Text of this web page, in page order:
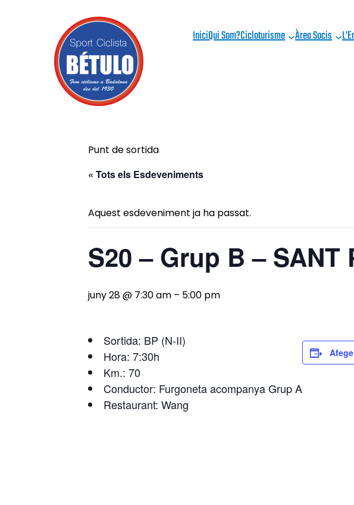
IniciQui Som?Cicloturisme Àrea Socis
Punt de sortida
« Tots els Esdeveniments
Aquest esdeveniment ja ha passat.
S20 – Grup B – SANT
juny 28 @ 7:30 am – 5:00 pm
Sortida: BP (N-II)
Hora: 7:30h
Km.: 70
Conductor: Furgoneta acompanya Grup A
Restaurant: Wang